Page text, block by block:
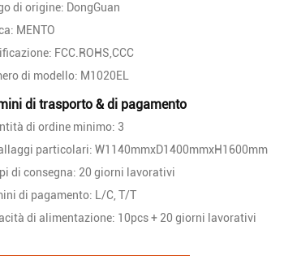
di origine: DongGuan
MENTO
FCC.ROHS,CCC
di modello: M1020EL
di trasporto & di pagamento
di ordine minimo: 3
particolari: W1140mmxD1400mmxH1600mm
di consegna: 20 giorni lavorativi
di pagamento: L/C, T/T
di alimentazione: 10pcs + 20 giorni lavorativi